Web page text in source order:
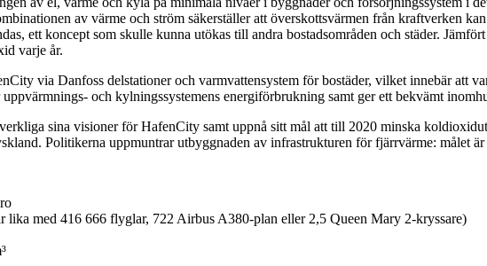
av värme och ström säkerställer att överskottsvärmen från kraftverken
ett koncept som skulle kunna utökas till andra bostadsområden och städer.
varje år.
via Danfoss delstationer och varmvattensystem för bostäder, vilket innebär att
och kylningssystemens energiförbrukning samt ger ett bekvämt
sina visioner för HafenCity samt uppnå sitt mål att till 2020 minska
Politikerna uppmuntrar utbyggnaden av infrastrukturen för fjärrvärme: målet
lika med 416 666 flyglar, 722 Airbus A380-plan eller 2,5 Queen Mary 2-kryssare)